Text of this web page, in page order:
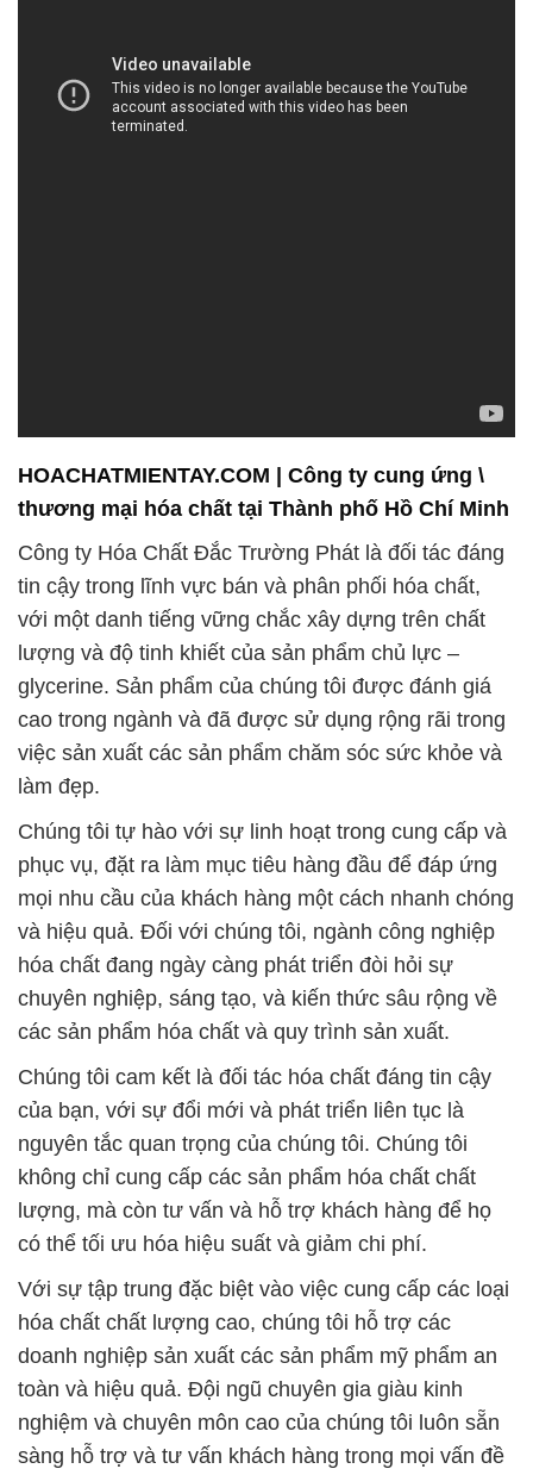
HOACHATMIENTAY.COM | Công ty cung ứng \
thương mại hóa chất tại Thành phố Hồ Chí Minh
Công ty Hóa Chất Đắc Trường Phát là đối tác đáng
tin cậy trong lĩnh vực bán và phân phối hóa chất,
với một danh tiếng vững chắc xây dựng trên chất
lượng và độ tinh khiết của sản phẩm chủ lực –
glycerine. Sản phẩm của chúng tôi được đánh giá
cao trong ngành và đã được sử dụng rộng rãi trong
việc sản xuất các sản phẩm chăm sóc sức khỏe và
làm đẹp.
Chúng tôi tự hào với sự linh hoạt trong cung cấp và
phục vụ, đặt ra làm mục tiêu hàng đầu để đáp ứng
mọi nhu cầu của khách hàng một cách nhanh chóng
và hiệu quả. Đối với chúng tôi, ngành công nghiệp
hóa chất đang ngày càng phát triển đòi hỏi sự
chuyên nghiệp, sáng tạo, và kiến thức sâu rộng về
các sản phẩm hóa chất và quy trình sản xuất.
Chúng tôi cam kết là đối tác hóa chất đáng tin cậy
của bạn, với sự đổi mới và phát triển liên tục là
nguyên tắc quan trọng của chúng tôi. Chúng tôi
không chỉ cung cấp các sản phẩm hóa chất chất
lượng, mà còn tư vấn và hỗ trợ khách hàng để họ
có thể tối ưu hóa hiệu suất và giảm chi phí.
Với sự tập trung đặc biệt vào việc cung cấp các loại
hóa chất chất lượng cao, chúng tôi hỗ trợ các
doanh nghiệp sản xuất các sản phẩm mỹ phẩm an
toàn và hiệu quả. Đội ngũ chuyên gia giàu kinh
nghiệm và chuyên môn cao của chúng tôi luôn sẵn
sàng hỗ trợ và tư vấn khách hàng trong mọi vấn đề